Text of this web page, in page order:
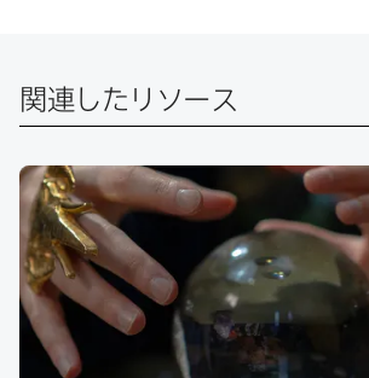
o
​
共
有
有
で
​
共
関連したリソース